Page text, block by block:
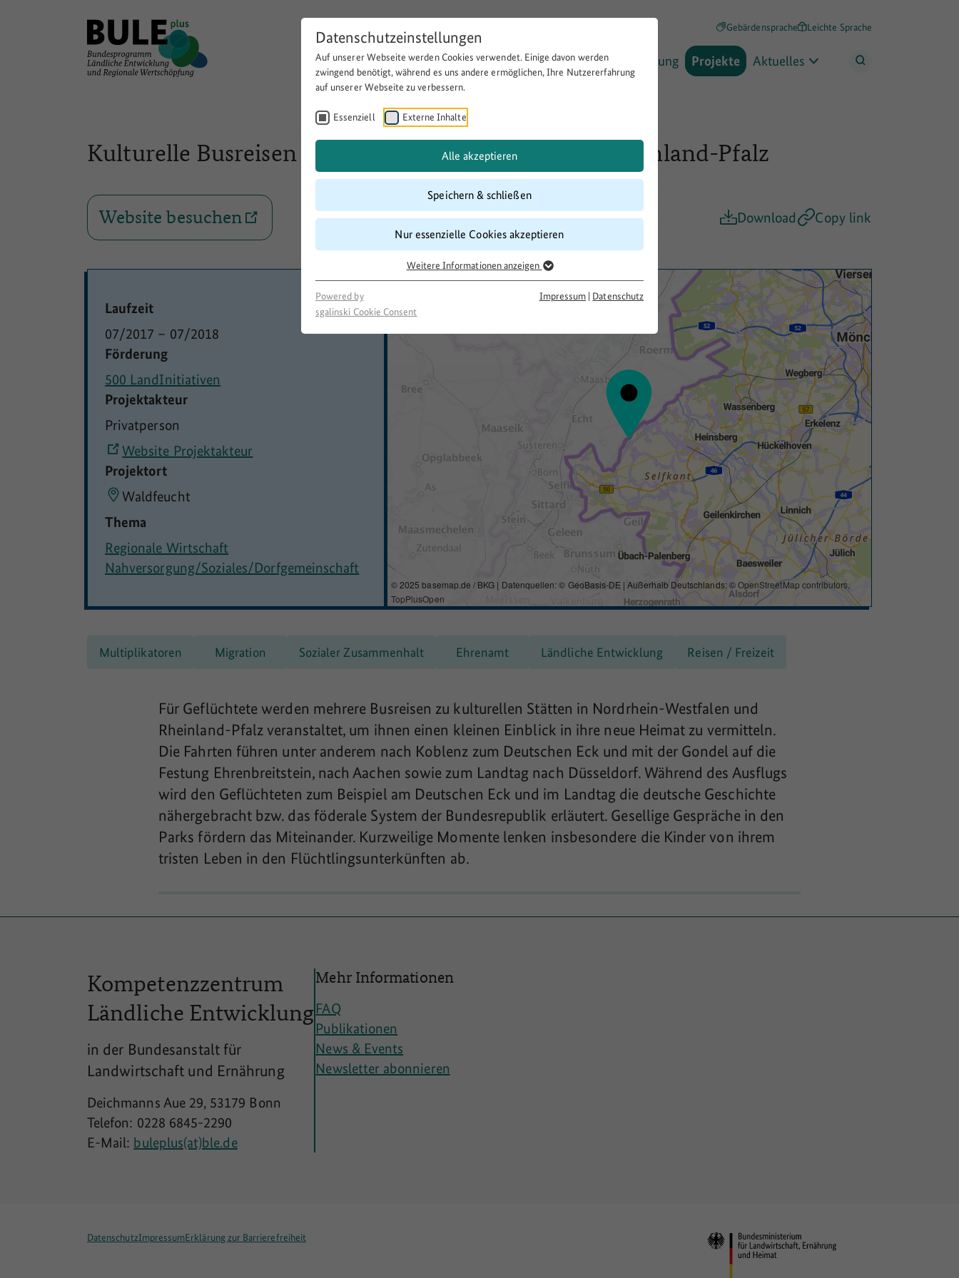
Datenschutzeinstellungen
Auf unserer Webseite werden Cookies verwendet. Einige davon werden
zwingend benötigt, während es uns andere ermöglichen, Ihre Nutzererfahrung
auf unserer Webseite zu verbessern.
Essenziell Externe Inhalte
Alle akzeptieren
Speichern & schließen
Nur essenzielle Cookies akzeptieren
Weitere Informationen anzeigen
Powered by
sgalinski Cookie Consent
Impressum | Datenschutz
Gebärdensprache Leichte Sprache
Über BULEplus Themen Förderung Projekte Aktuelles
Kulturelle Busreisen in Nordrhein-Westfalen und Rheinland-Pfalz
Website besuchen Download Copy link
Laufzeit
07/2017 – 07/2018
Förderung
500 LandInitiativen
Projektakteur
Privatperson
Website Projektakteur
Projektort
Waldfeucht
Thema
Regionale Wirtschaft
Nahversorgung/Soziales/Dorfgemeinschaft
© 2025 basemap.de / BKG | Datenquellen: © GeoBasis-DE | Außerhalb Deutschlands: ©OpenStreetMap contributors,
TopPlusOpen
Multiplikatoren Migration Sozialer Zusammenhalt Ehrenamt Ländliche Entwicklung Reisen / Freizeit
Für Geflüchtete werden mehrere Busreisen zu kulturellen Stätten in Nordrhein-Westfalen und
Rheinland-Pfalz veranstaltet, um ihnen einen kleinen Einblick in ihre neue Heimat zu vermitteln.
Die Fahrten führen unter anderem nach Koblenz zum Deutschen Eck und mit der Gondel auf die
Festung Ehrenbreitstein, nach Aachen sowie zum Landtag nach Düsseldorf. Während des Ausflugs
wird den Geflüchteten zum Beispiel am Deutschen Eck und im Landtag die deutsche Geschichte
nähergebracht bzw. das föderale System der Bundesrepublik erläutert. Gesellige Gespräche in den
Parks fördern das Miteinander. Kurzweilige Momente lenken insbesondere die Kinder von ihrem
tristen Leben in den Flüchtlingsunterkünften ab.
Kompetenzzentrum
Ländliche Entwicklung
in der Bundesanstalt für
Landwirtschaft und Ernährung
Deichmanns Aue 29, 53179 Bonn
Telefon: 0228 6845-2290
E-Mail: buleplus(at)ble.de
Mehr Informationen
FAQ
Publikationen
News & Events
Newsletter abonnieren
DatenschutzImpressumErklärung zur Barrierefreiheit